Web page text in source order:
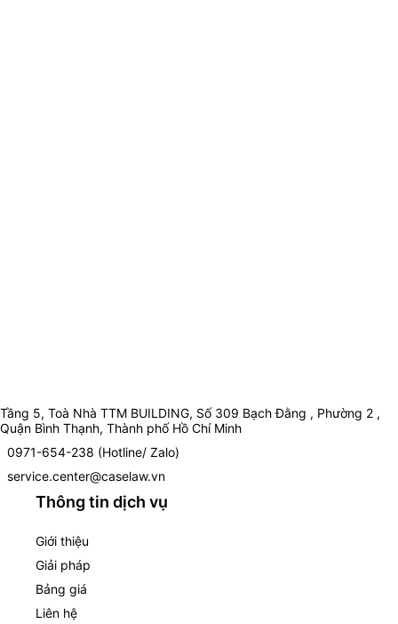
Tầng 5, Toà Nhà TTM BUILDING, Số 309 Bạch Đằng , Phường 2 ,
Quận Bình Thạnh, Thành phố Hồ Chí Minh
0971-654-238 (Hotline/ Zalo)
service.center@caselaw.vn
Thông tin dịch vụ
Giới thiệu
Giải pháp
Bảng giá
Liên hệ